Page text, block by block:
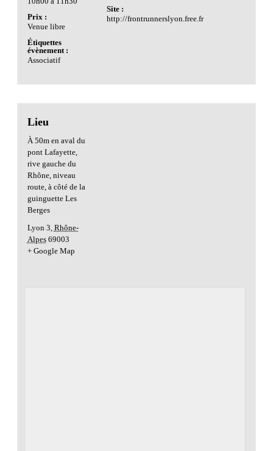
Prix :
Venue libre
Étiquettes
évènement :
Associatif
Site :
http://frontrunnerslyon.free.fr
Lieu
À 50m en aval du
pont Lafayette,
rive gauche du
Rhône, niveau
route, à côté de la
guinguette Les
Berges
Lyon 3 Rhône-
Alpes 69003
+ Google Map